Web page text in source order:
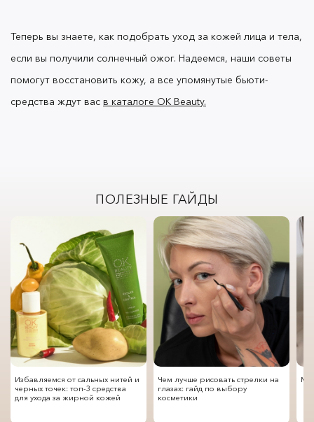
Теперь вы знаете, как подобрать уход за кожей лица и тела,
если вы получили солнечный ожог. Надеемся, наши советы
помогут восстановить кожу, а все упомянутые бьюти-
средства ждут вас в каталоге OK Beauty.
ПОЛЕЗНЫЕ ГАЙДЫ
Избавляемся от сальных нитей и
черных точек: топ-3 средства
для ухода за жирной кожей
Чем лучше рисовать стрелки на
глазах: гайд по выбору
косметики